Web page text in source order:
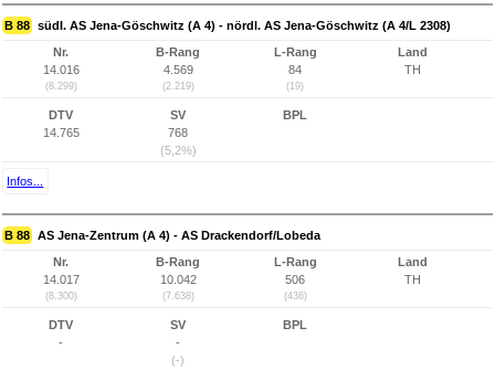
B 88 südl. AS Jena-Göschwitz (A 4) - nördl. AS Jena-Göschwitz (A 4/L 2308)
Nr.
14.016
(8.299)
B-Rang
4.569
(2.219)
L-Rang
84
(19)
Land
TH
DTV
14.765
SV
768
(5,2%)
BPL
Infos...
B 88 AS Jena-Zentrum (A 4) - AS Drackendorf/Lobeda
Nr.
14.017
(8.300)
B-Rang
10.042
(7.638)
L-Rang
506
(436)
Land
TH
DTV
-
SV
-
(-)
BPL